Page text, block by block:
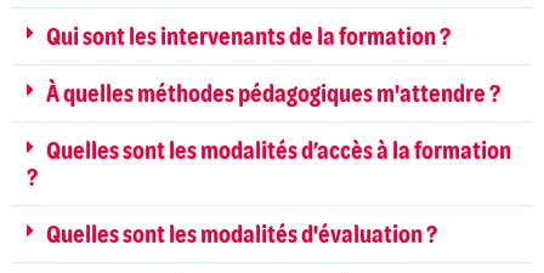
Qui sont les intervenants de la formation ?
À quelles méthodes pédagogiques m'attendre ?
Quelles sont les modalités d’accès à la formation
?
Quelles sont les modalités d'évaluation ?